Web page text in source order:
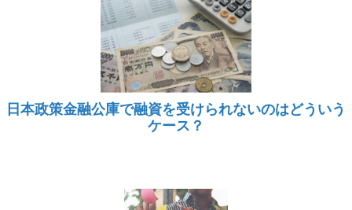
日本政策金融公庫で融資を受けられないのはどういう
ケース？